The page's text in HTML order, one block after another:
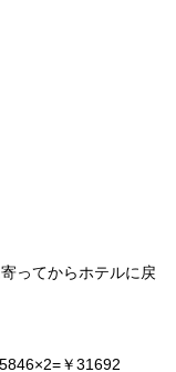
ってからホテルに戻
￥31692